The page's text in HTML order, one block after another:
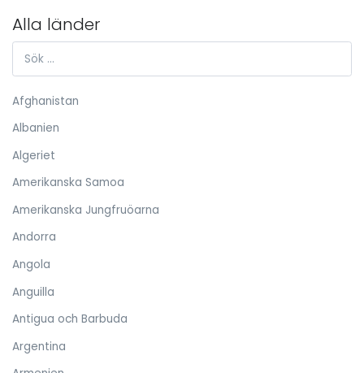
Alla länder
Afghanistan
Albanien
Algeriet
Amerikanska Samoa
Amerikanska Jungfruöarna
Andorra
Angola
Anguilla
Antigua och Barbuda
Argentina